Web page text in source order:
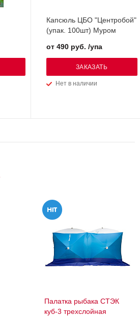
Капсюль ЦБО "Центробой"
(упак. 100шт) Муром
Нет в наличии
от 490 руб. /упа
ЗАКАЗАТЬ
Палатка рыбака СТЭК
куб-3 трехслойная